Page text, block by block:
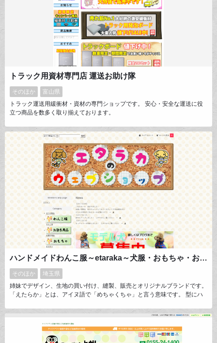
トラック用資材専門店 運送お助け隊
そのほか
富山県
トラック運送用緩衝材・資材の専門ショップです。 安心・安全な運送に役
立つ商品を数多く取り揃えております。
ハンドメイドわんこ服～etaraka～犬服・おもちゃ・お散歩グッツ・その他犬用品
そのほか
埼玉県
姉妹でデザイン、生地の買い付け、縫製、販売とオリジナルブランドです。
「えたらか」とは、アイヌ語で「めちゃくちゃ」と言う意味です。 型にハ
ことに心がけております。 お客様がわんこっと言うこともあり、言葉では
おります。 オーナー様と愛犬の繋がりを強めるショップです。